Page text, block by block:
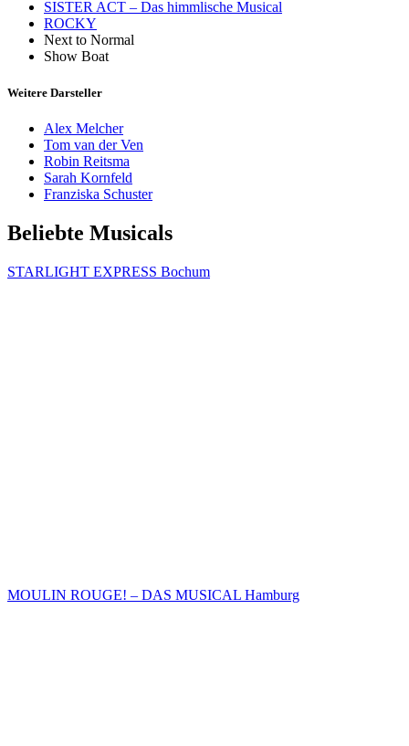
SISTER ACT – Das himmlische Musical
ROCKY
Next to Normal
Show Boat
Weitere Darsteller
Alex Melcher
Tom van der Ven
Robin Reitsma
Sarah Kornfeld
Franziska Schuster
Beliebte Musicals
STARLIGHT EXPRESS Bochum
MOULIN ROUGE! – DAS MUSICAL Hamburg